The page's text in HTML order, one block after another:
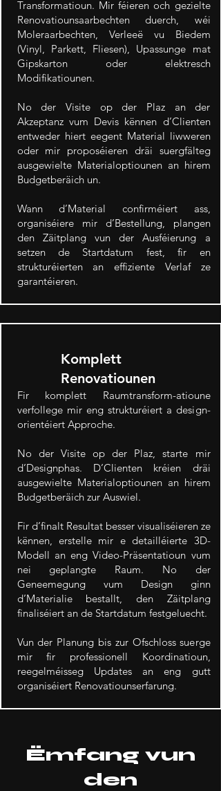
Transformatioun. Mir féieren och gezielte
Renovatiounsaarbechten duerch, wéi
Moleraarbechten, Verleeë vu Biedem
(Vinyl, Parkett, Fliesen), Upassunge mat
Gipskarton oder elektresch
Modifikatiounen.
No der Visite op der Plaz an der
Akzeptanz vum Devis kënnen d’Clienten
entweder hiert eegent Material liwweren
oder mir proposéieren dräi suergfälteg
ausgewielte Materialoptiounen an hirem
Budgetberäich un.
Wann d’Material confirméiert ass,
organiséiere mir d’Bestellung, plangen
den Zäitplang vun der Ausféierung a
setzen de Startdatum fest, fir en
strukturéierten an effiziente Verlaf ze
garantéieren.
Komplett
Renovatiounen
Fir komplett Raumtransform-atioune
verfollege mir eng strukturéiert a design-
orientéiert Approche.
No der Visite op der Plaz, starte mir
d’Designphas. D’Clienten kréien dräi
ausgewielte Materialoptiounen an hirem
Budgetberäich zur Auswiel.
Fir d’finalt Resultat besser visualiséieren ze
kënnen, erstelle mir e detailléierte 3D-
Modell an eng Video-Präsentatioun vum
nei geplangte Raum. No der
Geneemegung vum Design ginn
d’Materialie bestallt, den Zäitplang
finaliséiert an de Startdatum festgeluecht.
Vun der Planung bis zur Ofschloss suerge
mir fir professionell Koordinatioun,
reegelméisseg Updates an eng gutt
organiséiert Renovatiounserfarung.
Ëmfang vun
den